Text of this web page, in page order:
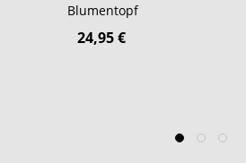
Blumentopf
24,95 €